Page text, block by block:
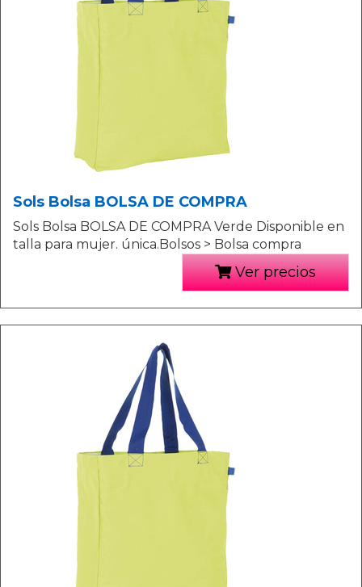
Sols Bolsa BOLSA DE COMPRA
Sols Bolsa BOLSA DE COMPRA Verde Disponible en
talla para mujer. única.Bolsos > Bolsa compra
Ver precios